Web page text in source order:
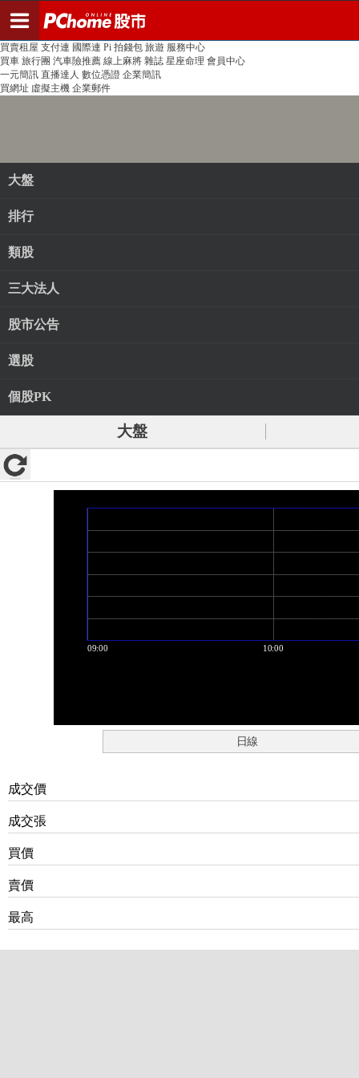
PChome首頁 線上購物 24h購物 書店
買賣租屋 支付連 國際連 Pi 拍錢包 旅遊 服務中心
買車 旅行團 汽車險推薦 線上麻將 雜誌 星座命理 會員中心
一元簡訊 直播達人 數位憑證 企業簡訊
買網址 虛擬主機 企業郵件
大盤
排行
類股
三大法人
股市公告
選股
個股PK
大盤
日線
成交價
成交張
買價
賣價
最高